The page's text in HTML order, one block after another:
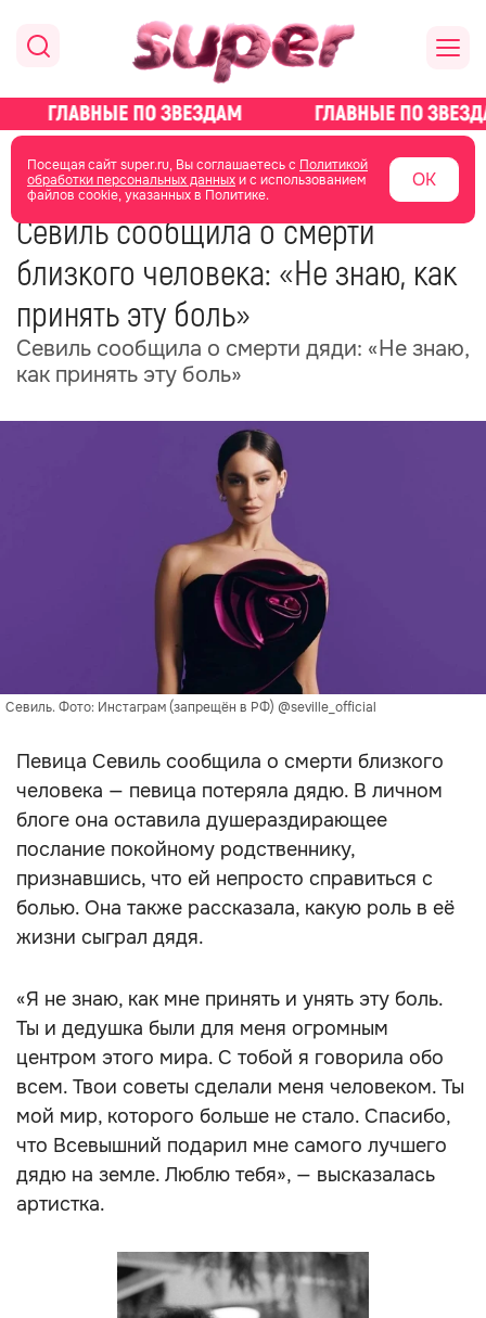
Посещая сайт super.ru, Вы соглашаетесь с Политикой
обработки персональных данныхи с использованием
файлов cookie, указанных в Политике.
ОК
главная новости о звездах новости
19 мая 12:10
Севиль сообщила о смерти
близкого человека: «Не знаю, как
принять эту боль»
Севиль сообщила о смерти дяди: «Не знаю,
как принять эту боль»
Севиль. Фото: Инстаграм (запрещён в РФ) @seville_official
Певица Севиль сообщила о смерти близкого
человека — певица потеряла дядю. В личном
блоге она оставила душераздирающее
послание покойному родственнику,
признавшись, что ей непросто справиться с
болью. Она также рассказала, какую роль в её
жизни сыграл дядя.
«Я не знаю, как мне принять и унять эту боль.
Ты и дедушка были для меня огромным
центром этого мира. С тобой я говорила обо
всем. Твои советы сделали меня человеком. Ты
мой мир, которого больше не стало. Спасибо,
что Всевышний подарил мне самого лучшего
дядю на земле. Люблю тебя», — высказалась
артистка.